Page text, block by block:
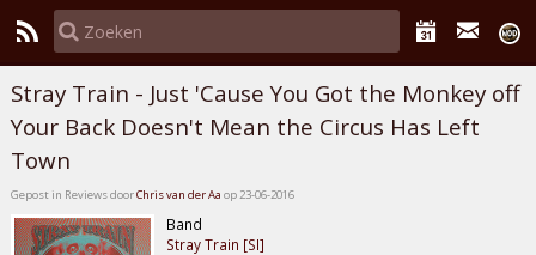
Stray Train - Just 'Cause You Got the Monkey off
Your Back Doesn't Mean the Circus Has Left
Town
Gepost in Reviews doorChris van der Aa op 23-06-2016
Band
Stray Train [SI]